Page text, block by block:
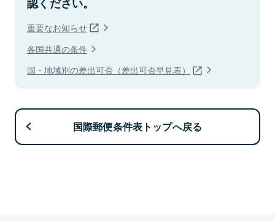
重要なお知らせ
各国共通の条件
国・地域別の差出可否（差出可否早見表）
国際郵便条件表トップへ戻る